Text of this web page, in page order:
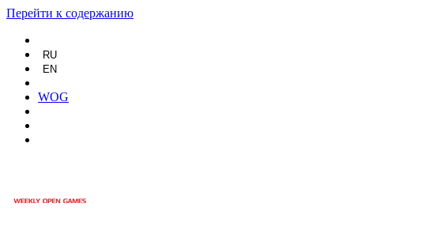
Перейти к содержанию
RU
EN
WOG